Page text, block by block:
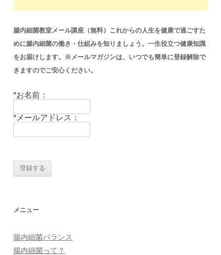
腸内細菌教室メール講座（無料）これからの人生を健康で過ごすた
めに腸内細菌の働き・仕組みを知りましょう。一生役立つ健康知識
をお届けします。※メールマガジンは、いつでも簡単に登録解除で
きますのでご安心ください。
*お名前：
*メールアドレス：
メニュー
腸内細菌バランス
腸内細菌って？